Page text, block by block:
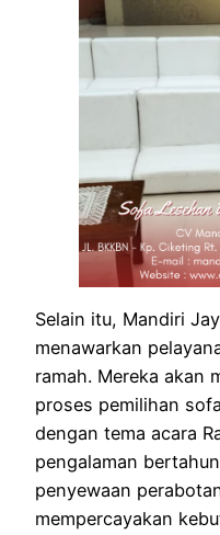
Selain itu, Mandiri
menawarkan
ramah. Mereka akan
proses pemilihan
dengan tema acara
pengalaman
penyewaan
mempercayakan